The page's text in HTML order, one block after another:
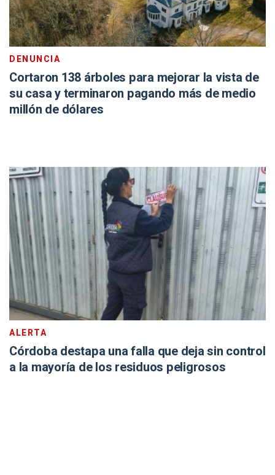
DENUNCIA
Cortaron 138 árboles para mejorar la vista de
su casa y terminaron pagando más de medio
millón de dólares
ALERTA
Córdoba destapa una falla que deja sin control
a la mayoría de los residuos peligrosos